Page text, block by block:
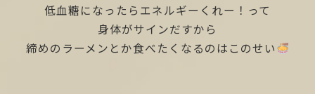
低血糖になったらエネルギーくれー！って
身体がサインだすから
締めのラーメンとか食べたくなるのはこのせい